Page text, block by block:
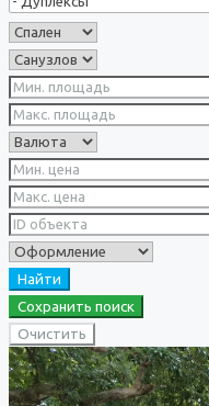
Найти
Сохранить поиск
Очистить